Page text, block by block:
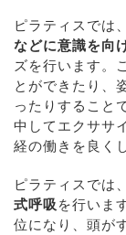
ピラティスでは
などに意識を向
ズを行います。
とができたり、
ったりすること
中してエクササ
経の働きを良く
ピラティスでは
式呼吸 を行いま
位になり、頭が